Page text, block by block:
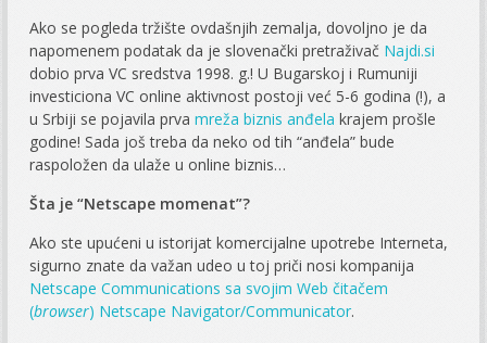
Ako se pogleda tržište ovdašnjih zemalja, dovoljno je da
napomenem podatak da je slovenački pretraživač Najdi.si
dobio prva VC sredstva 1998. g.! U Bugarskoj i Rumuniji
investiciona VC online aktivnost postoji već 5-6 godina (!), a
u Srbiji se pojavila prvamreža biznis anđela krajem prošle
godine! Sada još treba da neko od tih “anđela” bude
raspoložen da ulaže u online biznis…
Šta je “Netscape momenat”?
Ako ste upućeni u istorijat komercijalne upotrebe Interneta,
sigurno znate da važan udeo u toj priči nosi kompanija
Netscape Communications sa svojim Web čitačem
(browser) Netscape Navigator/Communicator.